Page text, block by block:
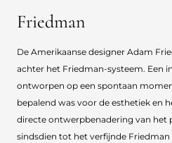
Friedman
De Amerikaanse designer Adam
achter het Friedman-systeem. Een
ontworpen op een spontaan
bepalend was voor de esthetiek en
directe ontwerpbenadering van het
sindsdien tot het verfijnde